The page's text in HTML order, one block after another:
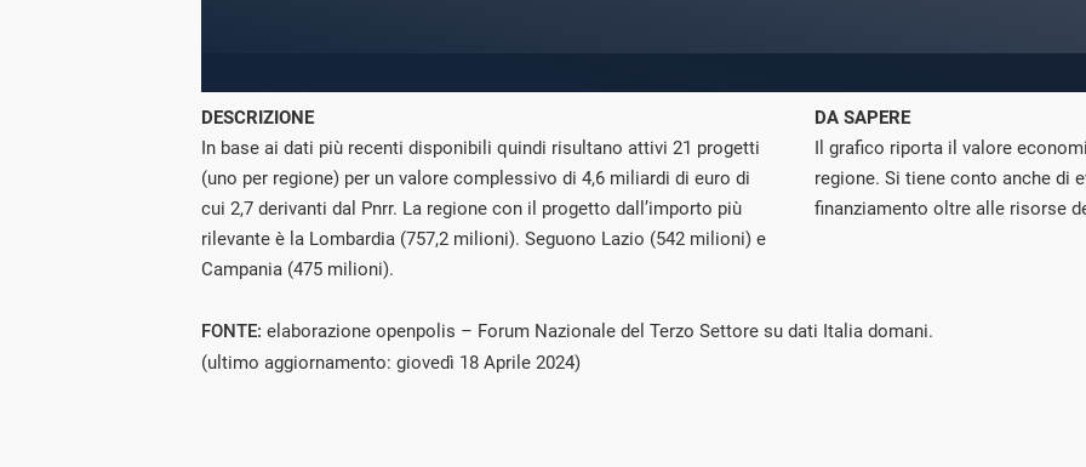
DESCRIZIONE
In base ai dati più recenti disponibili quindi risultano attivi 21 progetti
(uno per regione) per un valore complessivo di 4,6 miliardi di euro di
cui 2,7 derivanti dal Pnrr. La regione con il progetto dall’importo più
rilevante è la Lombardia (757,2 milioni). Seguono Lazio (542 milioni) e
Campania (475 milioni).
DA SAPERE
Il grafico riporta il valore
regione. Si tiene conto anche di
finanziamento oltre alle risorse
FONTE: elaborazione openpolis – Forum Nazionale del Terzo Settore su dati Italia domani.
(ultimo aggiornamento: giovedì 18 Aprile 2024)